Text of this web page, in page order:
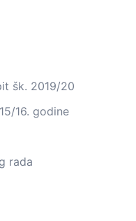
šk. 2019/20
16. godine
rada